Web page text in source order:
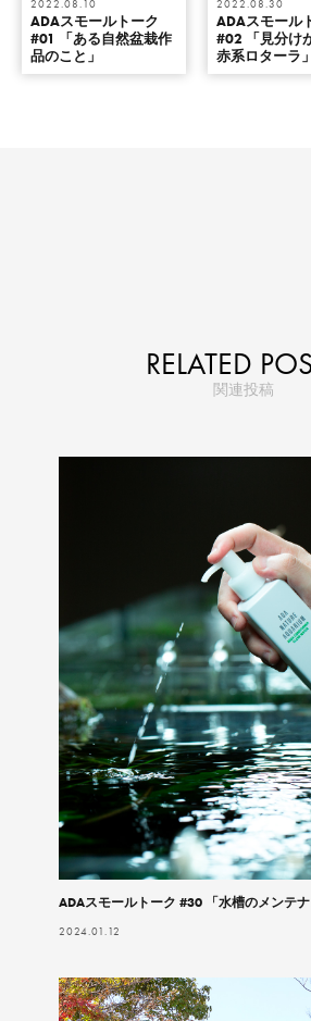
2022.08.10
ADAスモールトーク
#01 「ある自然盆栽作
品のこと」
2022.08.30
ADAスモール
#02 「見分け
赤系ロターラ」
RELATED
関連投稿
ADAスモールトーク #30 「水槽のメンテナ
2024.01.12